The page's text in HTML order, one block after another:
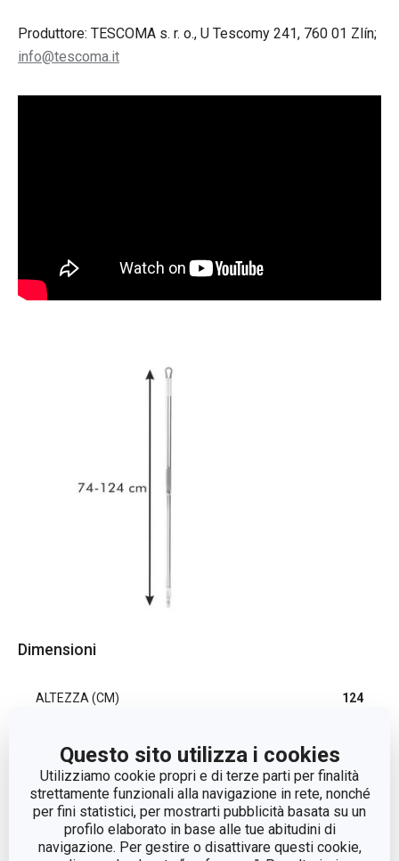
Questo sito utilizza i cookies
Utilizziamo cookie propri e di terze parti per finalità
strettamente funzionali alla navigazione in rete, nonché
per fini statistici, per mostrarti pubblicità basata su un
profilo elaborato in base alle tue abitudini di
navigazione. Per gestire o disattivare questi cookie,
Produttore: TESCOMA s. r. o., U Tescomy 241, 760 01 Zlín;
info@tescoma.it
Dimensioni
ALTEZZA (CM) 124
Altri parametri
CATEGORIA
lavaggio e
pulizia